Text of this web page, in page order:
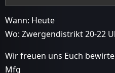
Wann: Heute
Wo: Zwergendistrikt 20-22
Wir freuen uns Euch
Mfg